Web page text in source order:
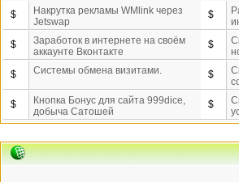
$
Накрутка рекламы WMlink через
Jetswap
$
$
Заработок в интернете на своём
аккаунте Вконтакте
$
$
Системы обмена визитами. $
$
Кнопка Бонус для сайта 999dice,
добыча Сатошей
$